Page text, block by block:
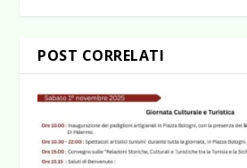
POST CORRELATI